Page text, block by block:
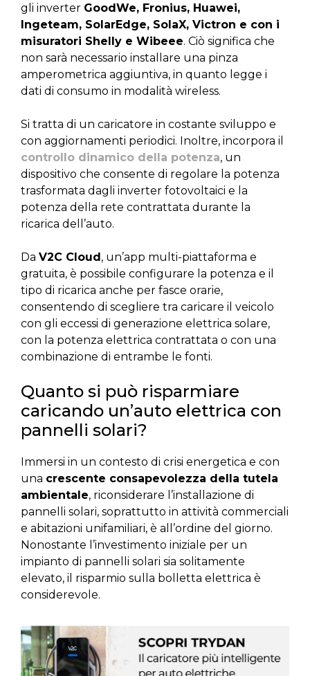
gli inverter GoodWe, Fronius, Huawei,
Ingeteam, SolarEdge, SolaX, Victron e con i
misuratori Shelly e Wibeee. Ciò significa che
non sarà necessario installare una pinza
amperometrica aggiuntiva, in quanto legge i
dati di consumo in modalità wireless.
Si tratta di un caricatore in costante sviluppo e
con aggiornamenti periodici. Inoltre, incorpora il
controllo dinamico della potenza, un
dispositivo che consente di regolare la potenza
trasformata dagli inverter fotovoltaici e la
potenza della rete contrattata durante la
ricarica dell’auto.
Da V2C Cloud , un’app multi-piattaforma e
gratuita, è possibile configurare la potenza e il
tipo di ricarica anche per fasce orarie,
consentendo di scegliere tra caricare il veicolo
con gli eccessi di generazione elettrica solare,
con la potenza elettrica contrattata o con una
combinazione di entrambe le fonti.
Quanto si può risparmiare
caricando un’auto elettrica con
pannelli solari?
Immersi in un contesto di crisi energetica e con
una crescente consapevolezza della tutela
ambientale, riconsiderare l’installazione di
pannelli solari, soprattutto in attività commerciali
e abitazioni unifamiliari, è all’ordine del giorno.
Nonostante l’investimento iniziale per un
impianto di pannelli solari sia solitamente
elevato, il risparmio sulla bolletta elettrica è
considerevole.